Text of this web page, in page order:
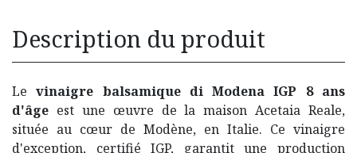
Description du produit
Levinaigre balsamique di Modena IGP 8 ans
d'âge est une œuvre de la maison Acetaia Reale,
située au cœur de Modène, en Italie. Ce vinaigre
d'exception, certifié IGP, garantit une production